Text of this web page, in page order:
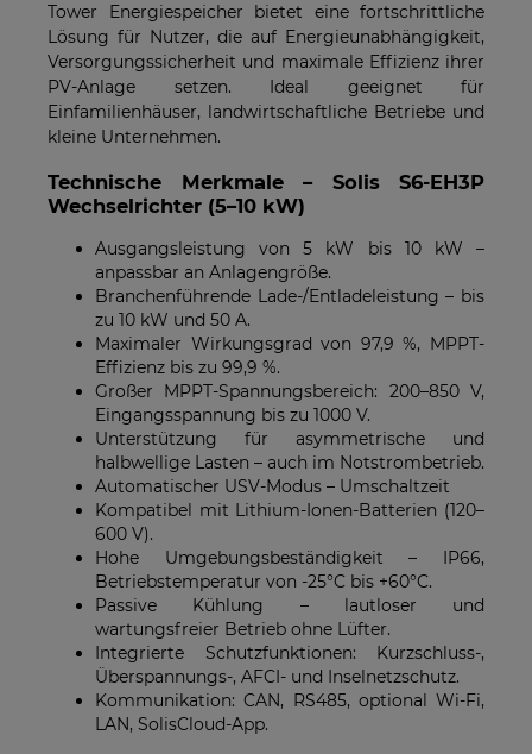
Tower Energiespeicher bietet eine fortschrittliche
Lösung für Nutzer, die auf Energieunabhängigkeit,
Versorgungssicherheit und maximale Effizienz ihrer
PV-Anlage setzen. Ideal geeignet für
Einfamilienhäuser, landwirtschaftliche Betriebe und
kleine Unternehmen.
Technische Merkmale – Solis S6-EH3P
Wechselrichter (5–10 kW)
Ausgangsleistung von 5 kW bis 10 kW –
anpassbar an Anlagengröße.
Branchenführende Lade-/Entladeleistung – bis
zu 10 kW und 50 A.
Maximaler Wirkungsgrad von 97,9 %, MPPT-
Effizienz bis zu 99,9 %.
Großer MPPT-Spannungsbereich: 200–850 V,
Eingangsspannung bis zu 1000 V.
Unterstützung für asymmetrische und
halbwellige Lasten – auch im Notstrombetrieb.
Automatischer USV-Modus – Umschaltzeit
Kompatibel mit Lithium-Ionen-Batterien (120–
600 V).
Hohe Umgebungsbeständigkeit – IP66,
Betriebstemperatur von -25°C bis +60°C.
Passive Kühlung – lautloser und
wartungsfreier Betrieb ohne Lüfter.
Integrierte Schutzfunktionen: Kurzschluss-,
Überspannungs-, AFCI- und Inselnetzschutz.
Kommunikation: CAN, RS485, optional Wi-Fi,
LAN, SolisCloud-App.